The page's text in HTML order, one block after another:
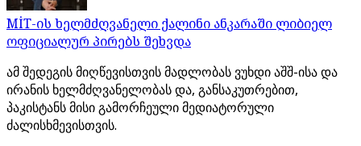
MİT-ის ხელმძღვანელი ქალინი ანკარაში ლიბიელ
ოფიციალურ პირებს შეხვდა
ამ შედეგის მიღწევისთვის მადლობას ვუხდი აშშ-ისა და
ირანის ხელმძღვანელობას და, განსაკუთრებით,
პაკისტანს მისი გამორჩეული მედიატორული
ძალისხმევისთვის.